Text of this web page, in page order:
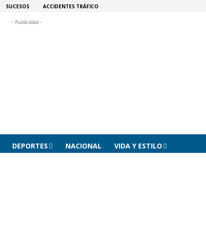
SUCESOS ACCIDENTES TRÁFICO
- Publicidad -
DEPORTES NACIONAL VIDA Y ESTILO